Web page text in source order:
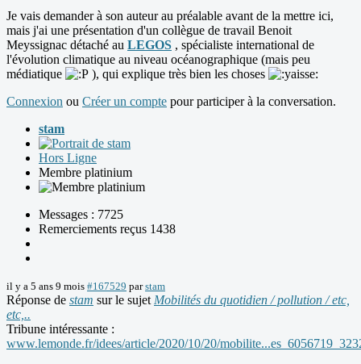
Je vais demander à son auteur au préalable avant de la mettre ici,
mais j'ai une présentation d'un collègue de travail Benoit
Meyssignac détaché au LEGOS , spécialiste international de
l'évolution climatique au niveau océanographique (mais peu
médiatique
), qui explique très bien les choses
Connexion ou Créer un compte pour participer à la conversation.
stam
Hors Ligne
Membre platinium
Messages : 7725
Remerciements reçus 1438
il y a 5 ans 9 mois #167529 parstam
Réponse de stam sur le sujet Mobilités du quotidien / pollution / etc,
etc,..
Tribune intéressante :
www.lemonde.fr/idees/article/2020/10/20/